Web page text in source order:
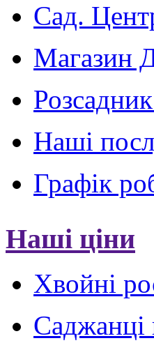
Сад.
Магазин
Наші
Графік
Наші ціни
Хвойні
Саджанці